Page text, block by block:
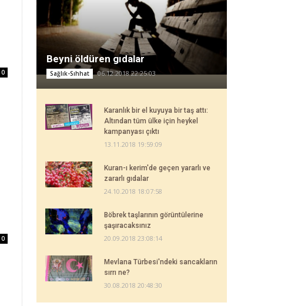
0
0
Beyni öldüren gıdalar
Sağlık-Sıhhat 06.12.2018 22:25:03
Karanlık bir el kuyuya bir taş attı:
Altından tüm ülke için heykel
kampanyası çıktı
13.11.2018 19:59:09
Kuran-ı kerim'de geçen yararlı ve
zararlı gıdalar
24.10.2018 18:07:58
Böbrek taşlarının görüntülerine
şaşıracaksınız
20.09.2018 23:08:14
Mevlana Türbesi'ndeki sancakların
sırrı ne?
30.08.2018 20:48:30